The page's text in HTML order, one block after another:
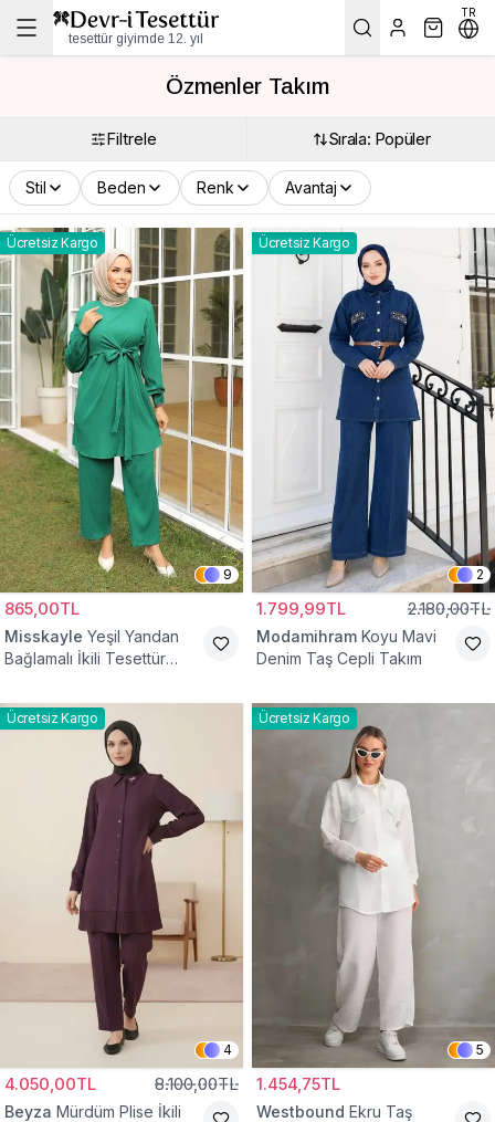
tesettür giyimde 12. yıl
TR
Özmenler Takım
Filtrele Sırala: Popüler
Stil Beden Renk Avantaj
Ücretsiz Kargo
9
865,00TL
Misskayle Yeşil Yandan
Bağlamalı İkili Tesettür
Ücretsiz Kargo
2
1.799,99TL 2.180,00TL
Modamihram Koyu Mavi
Denim Taş Cepli Takım
Ücretsiz Kargo
4
4.050,00TL 8.100,00TL
Beyza Mürdüm Plise İkili
Ücretsiz Kargo
5
1.454,75TL
Westbound Ekru Taş